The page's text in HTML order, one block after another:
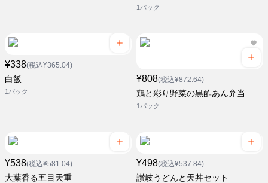
1パック
¥338(税込¥365.04)
白飯
1パック
¥808(税込¥872.64)
鶏と彩り野菜の黒酢あん弁当
1パック
¥538(税込¥581.04)
大葉香る五目天重
¥498(税込¥537.84)
讃岐うどんと天丼セット